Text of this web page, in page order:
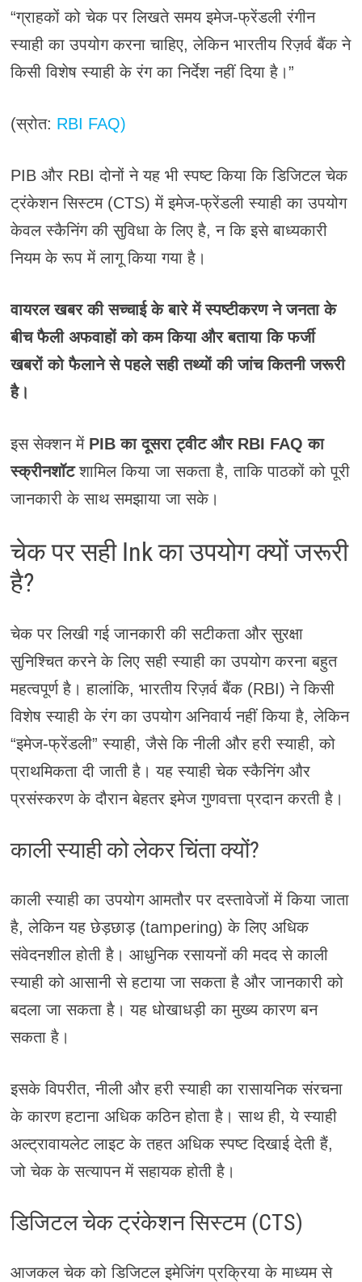
“ग्राहकों को चेक पर लिखते समय इमेज-फ्रेंडली रंगीन
स्याही का उपयोग करना चाहिए, लेकिन भारतीय रिज़र्व बैंक ने
किसी विशेष स्याही के रंग का निर्देश नहीं दिया है।”
(स्रोत: RBI FAQ)
PIB और RBI दोनों ने यह भी स्पष्ट किया कि डिजिटल चेक
ट्रंकेशन सिस्टम (CTS) में इमेज-फ्रेंडली स्याही का उपयोग
केवल स्कैनिंग की सुविधा के लिए है, न कि इसे बाध्यकारी
नियम के रूप में लागू किया गया है।
वायरल खबर की सच्चाई के बारे में स्पष्टीकरण ने जनता के
बीच फैली अफवाहों को कम किया और बताया कि फर्जी
खबरों को फैलाने से पहले सही तथ्यों की जांच कितनी जरूरी
है।
इस सेक्शन में PIB का दूसरा ट्वीट और RBI FAQ का
स्क्रीनशॉटशामिल किया जा सकता है, ताकि पाठकों को पूरी
जानकारी के साथ समझाया जा सके।
चेक पर सही Ink का उपयोग क्यों जरूरी
है?
चेक पर लिखी गई जानकारी की सटीकता और सुरक्षा
सुनिश्चित करने के लिए सही स्याही का उपयोग करना बहुत
महत्वपूर्ण है। हालांकि, भारतीय रिज़र्व बैंक (RBI) ने किसी
विशेष स्याही के रंग का उपयोग अनिवार्य नहीं किया है, लेकिन
“इमेज-फ्रेंडली” स्याही, जैसे कि नीली और हरी स्याही, को
प्राथमिकता दी जाती है। यह स्याही चेक स्कैनिंग और
प्रसंस्करण के दौरान बेहतर इमेज गुणवत्ता प्रदान करती है।
काली स्याही को लेकर चिंता क्यों?
काली स्याही का उपयोग आमतौर पर दस्तावेजों में किया जाता
है, लेकिन यह छेड़छाड़ (tampering) के लिए अधिक
संवेदनशील होती है। आधुनिक रसायनों की मदद से काली
स्याही को आसानी से हटाया जा सकता है और जानकारी को
बदला जा सकता है। यह धोखाधड़ी का मुख्य कारण बन
सकता है।
इसके विपरीत, नीली और हरी स्याही का रासायनिक संरचना
के कारण हटाना अधिक कठिन होता है। साथ ही, ये स्याही
अल्ट्रावायलेट लाइट के तहत अधिक स्पष्ट दिखाई देती हैं,
जो चेक के सत्यापन में सहायक होती है।
डिजिटल चेक ट्रंकेशन सिस्टम (CTS)
आजकल चेक को डिजिटल इमेजिंग प्रक्रिया के माध्यम से